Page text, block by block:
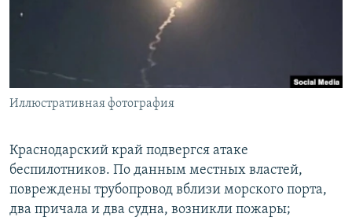
СОЦИАЛЬНЫЕ СЕТИ
Иллюстративная фотография
Краснодарский край подвергся атаке
беспилотников. По данным местных властей,
повреждены трубопровод вблизи морского порта,
два причала и два судна, возникли пожары;